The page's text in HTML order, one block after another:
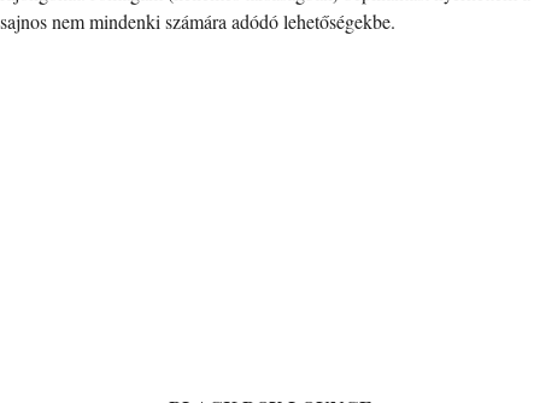
sajnos nem mindenki számára adódó lehetőségekbe.